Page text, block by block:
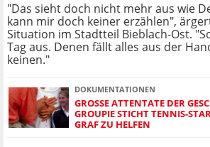
"Das sieht doch nicht mehr aus wie
kann mir doch keiner erzählen",
Situation im Stadtteil Bieblach-Ost.
Tag aus. Denen fällt alles aus der
keinen."
DOKUMENTATIONEN
GROSSE ATTENTATE DER
ROUPIE STICHT TENNIS-STAR
RAF ZU HELFEN